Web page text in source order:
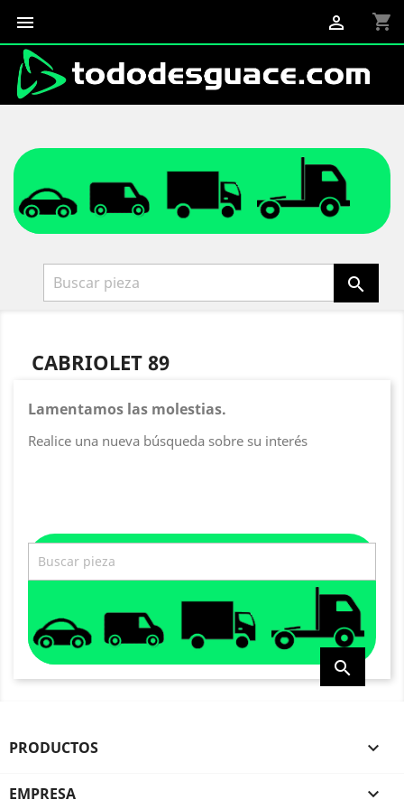
 shopping_cart


CABRIOLET 89
Lamentamos las molestias.
Realice una nueva búsqueda sobre su interés

PRODUCTOS 
EMPRESA 